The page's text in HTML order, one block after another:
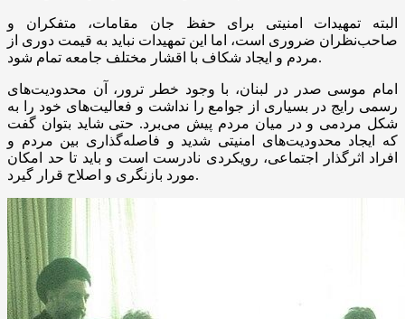
البته تمهیدات امنیتی برای حفظ جان مقامات، متفکران و
صاحب‌نظران ضروری است، اما این تمهیدات نباید به قیمت دوری از
مردم و ایجاد شکاف با اقشار مختلف جامعه تمام شود.
امام موسی صدر در لبنان، با وجود خطر ترور، آن محدودیت‌های
رسمی رایج در بسیاری از جوامع را نداشت و فعالیت‌های خود را به
شکل مردمی و در میان مردم پیش می‌برد. حتی شاید بتوان گفت
که ایجاد محدودیت‌های امنیتی شدید و فاصله‌گذاری بین مردم و
افراد اثرگذار اجتماعی، رویکردی نادرست است و باید تا حد امکان
مورد بازنگری و اصلاح قرار گیرد.